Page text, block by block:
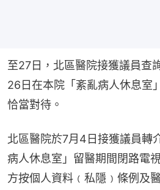
至27日，北區醫院接獲議員查
26日在本院「紊亂病人休息室
恰當對待。
北區醫院於7月4日接獲議員轉
病人休息室」留醫期間閉路電
方按個人資料﹙私隱﹚條例及